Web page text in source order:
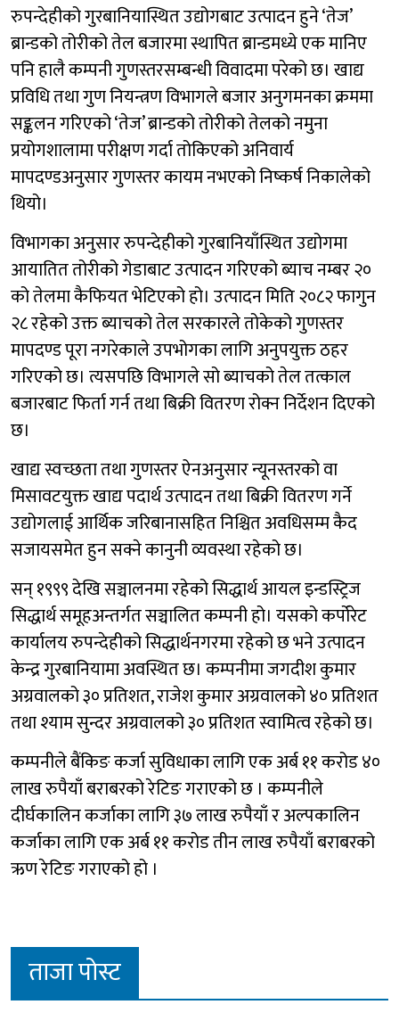
रुपन्देहीको गुरबानियास्थित उद्योगबाट उत्पादन हुने ‘तेज’
ब्रान्डको तोरीको तेल बजारमा स्थापित ब्रान्डमध्ये एक मानिए
पनि हालै कम्पनी गुणस्तरसम्बन्धी विवादमा परेको छ। खाद्य
प्रविधि तथा गुण नियन्त्रण विभागले बजार अनुगमनका क्रममा
सङ्कलन गरिएको ‘तेज’ ब्रान्डको तोरीको तेलको नमुना
प्रयोगशालामा परीक्षण गर्दा तोकिएको अनिवार्य
मापदण्डअनुसार गुणस्तर कायम नभएको निष्कर्ष निकालेको
थियो।
विभागका अनुसार रुपन्देहीको गुरबानियाँस्थित उद्योगमा
आयातित तोरीको गेडाबाट उत्पादन गरिएको ब्याच नम्बर २०
को तेलमा कैफियत भेटिएको हो। उत्पादन मिति २०८२ फागुन
२८ रहेको उक्त ब्याचको तेल सरकारले तोकेको गुणस्तर
मापदण्ड पूरा नगरेकाले उपभोगका लागि अनुपयुक्त ठहर
गरिएको छ। त्यसपछि विभागले सो ब्याचको तेल तत्काल
बजारबाट फिर्ता गर्न तथा बिक्री वितरण रोक्न निर्देशन दिएको
छ।
खाद्य स्वच्छता तथा गुणस्तर ऐनअनुसार न्यूनस्तरको वा
मिसावटयुक्त खाद्य पदार्थ उत्पादन तथा बिक्री वितरण गर्ने
उद्योगलाई आर्थिक जरिबानासहित निश्चित अवधिसम्म कैद
सजायसमेत हुन सक्ने कानुनी व्यवस्था रहेको छ।
सन् १९९९ देखि सञ्चालनमा रहेको सिद्धार्थ आयल इन्डस्ट्रिज
सिद्धार्थ समूहअन्तर्गत सञ्चालित कम्पनी हो। यसको कर्पोरेट
कार्यालय रुपन्देहीको सिद्धार्थनगरमा रहेको छ भने उत्पादन
केन्द्र गुरबानियामा अवस्थित छ। कम्पनीमा जगदीश कुमार
अग्रवालको ३० प्रतिशत, राजेश कुमार अग्रवालको ४० प्रतिशत
तथा श्याम सुन्दर अग्रवालको ३० प्रतिशत स्वामित्व रहेको छ।
कम्पनीले बैंकिङ कर्जा सुविधाका लागि एक अर्ब ११ करोड ४०
लाख रुपैयाँ बराबरको रेटिङ गराएको छ । कम्पनीले
दीर्घकालिन कर्जाका लागि ३७ लाख रुपैयाँ र अल्पकालिन
कर्जाका लागि एक अर्ब ११ करोड तीन लाख रुपैयाँ बराबरको
ऋण रेटिङ गराएको हो ।
ताजा पोस्ट